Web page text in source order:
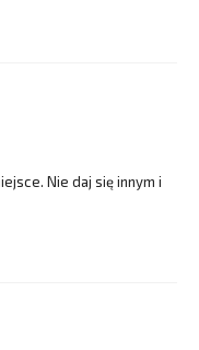
Nie daj się innym i